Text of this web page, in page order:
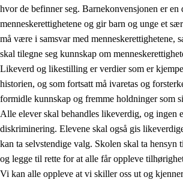
1.2 Identitet og kulturelt mangfold
1.3 Kritisk tenkning og etisk bevissthet
1.4 Skaperglede, engasjement og
1.5 Respekt for naturen og
1.6 Demokrati og medvirkning
hvor de befinner seg. Barnekonvensjonen er en
menneskerettighetene og gir barn og unge et
må være i samsvar med menneskerettighetene,
skal tilegne seg kunnskap om
Likeverd og likestilling er verdier som er
historien, og som fortsatt må ivaretas og
formidle kunnskap og fremme holdninger som
Alle elever skal behandles likeverdig, og ingen
diskriminering. Elevene skal også gis
kan ta selvstendige valg. Skolen skal ta hensyn
og legge til rette for at alle får oppleve
Vi kan alle oppleve at vi skiller oss ut og